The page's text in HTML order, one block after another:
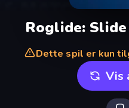
Roglide:
Dette spil er kun
Vis